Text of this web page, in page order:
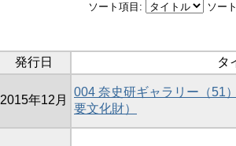
ソート項目: ソー
発行日 タ
2015年12月
004 奈史研ギャラリー（51
要文化財）